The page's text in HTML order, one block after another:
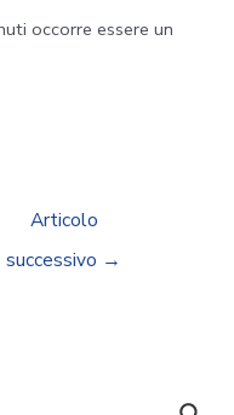
occorre essere un
Articolo
successivo →